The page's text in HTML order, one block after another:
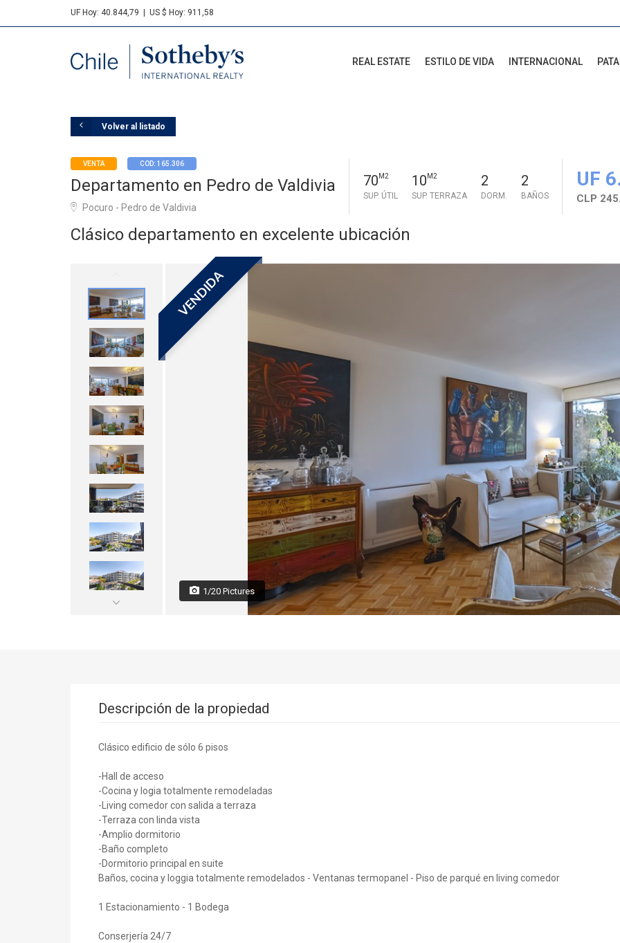
UF Hoy: 40.844,79 US $ Hoy: 911,58
Sotheby's REAL ESTATE ESTILO DE VIDA INTERNACIONAL
Volver al listado
VENTA COD: 165.306
Departamento en Pedro de Valdivia
Pocuro - Pedro de Valdivia
70 M2
SUP. ÚTIL
10 M2
SUP. TERRAZA
2
DORM.
2
BAÑOS
UF
CLP
Clásico departamento en excelente ubicación
VENDIDA
1/20 Pictures
Descripción de la propiedad
Clásico edificio de sólo 6 pisos
-Hall de acceso
-Cocina y logia totalmente remodeladas
-Living comedor con salida a terraza
-Terraza con linda vista
-Amplio dormitorio
-Baño completo
-Dormitorio principal en suite
Baños, cocina y loggia totalmente remodelados - Ventanas termopanel - Piso de parqué en living comedor
1 Estacionamiento - 1 Bodega
Conserjería 24/7